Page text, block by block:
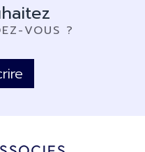
VOUS ?